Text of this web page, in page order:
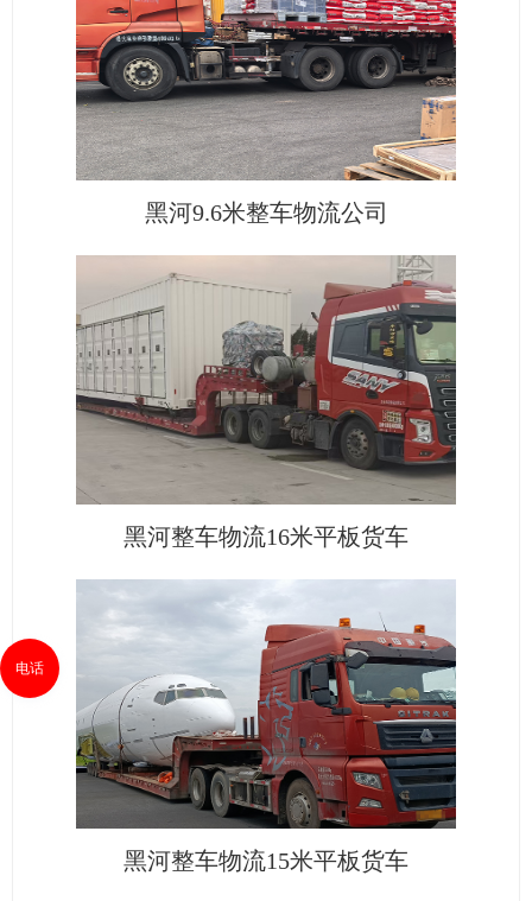
黑河9.6米整车物流公司
黑河整车物流16米平板货车
黑河整车物流15米平板货车
电话